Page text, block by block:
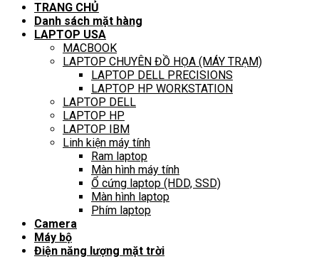
TRANG CHỦ
Danh sách mặt hàng
LAPTOP USA
MACBOOK
LAPTOP CHUYÊN ĐỒ HỌA (MÁY TRẠM)
LAPTOP DELL PRECISIONS
LAPTOP HP WORKSTATION
LAPTOP DELL
LAPTOP HP
LAPTOP IBM
Linh kiện máy tính
Ram laptop
Màn hình máy tính
Ổ cứng laptop (HDD, SSD)
Màn hình laptop
Phím laptop
Camera
Máy bộ
Điện năng lượng mặt trời